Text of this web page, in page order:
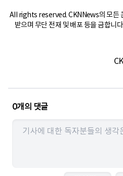
All rights reserved. CKNNews의 모든
받으며 무단 전재 및 배포 등을 금합
0개의 댓글